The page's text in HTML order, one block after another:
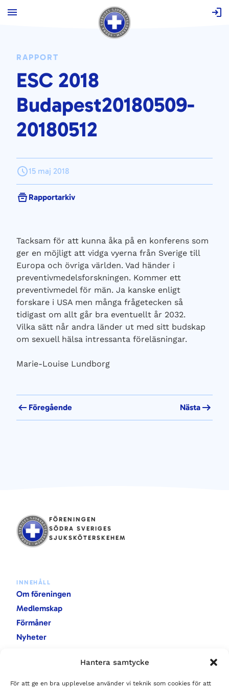
Hantera samtycke
För att ge en bra upplevelse använder vi teknik som cookies för att
innehållRAPPORT
ESC 2018
Budapest20180509-
20180512
15 maj 2018
Rapportarkiv
Tacksam för att kunna åka på en konferens som
ger en möjligt att vidga vyerna från Sverige till
Europa och övriga världen. Vad händer i
preventivmedelsforskningen. Kommer ett
preventivmedel för män. Ja kanske enligt
forskare i USA men många frågetecken så
tidigast om allt går bra eventuellt år 2032.
Vilka sätt når andra länder ut med sitt budskap
om sexuell hälsa intressanta föreläsningar.
Marie-Louise Lundborg
Föregående Nästa
FÖRENINGEN
SÖDRA SVERIGES
SJUKSKÖTERSKEHEM
INNEHÅLL
Om föreningen
Medlemskap
Förmåner
Nyheter